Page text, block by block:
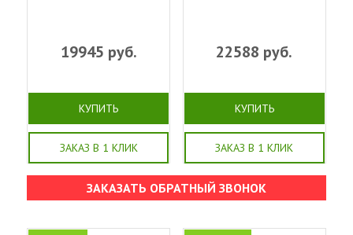
19945 руб.
КУПИТЬ
ЗАКАЗ В 1 КЛИК
22588 руб.
КУПИТЬ
ЗАКАЗ В 1 КЛИК
ЗАКАЗАТЬ ОБРАТНЫЙ ЗВОНОК